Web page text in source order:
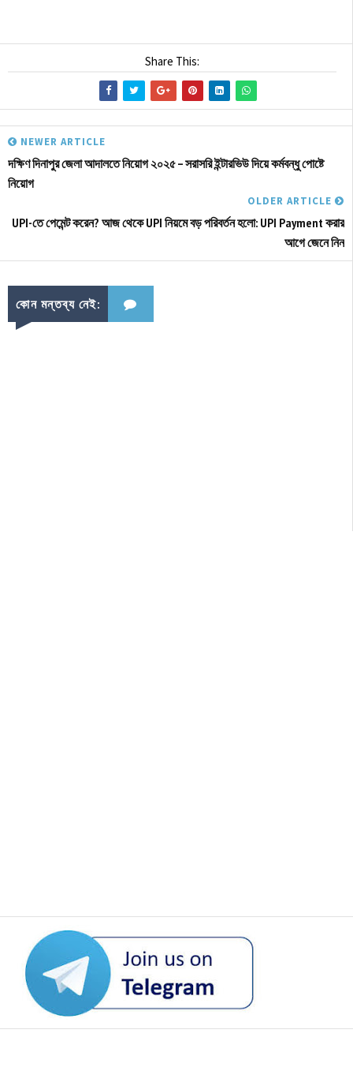
Share This:
NEWER ARTICLE
দক্ষিণ দিনাপুর জেলা আদালতে নিয়োগ ২০২৫ – সরাসরি ইন্টারভিউ দিয়ে কর্মবন্ধু পোষ্টে
নিয়োগ
OLDER ARTICLE
UPI-তে পেমেন্ট করেন? আজ থেকে UPI নিয়মে বড় পরিবর্তন হলো: UPI Payment করার
আগে জেনে নিন
কোন মন্তব্য নেই: